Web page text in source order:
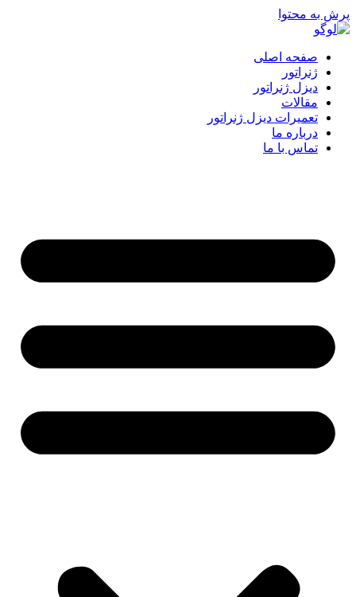
پرش به محتوا
صفحه اصلی
ژنراتور
دیزل ژنراتور
مقالات
تعمیرات دیزل ژنراتور
درباره ما
تماس با ما